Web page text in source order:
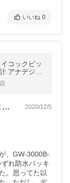
いいね 0
コックピッ
アナデジ
デジアナの大きめなものを探していました… 2020/12/5
、GW-3000B-
れ防水パッキ
。思ってた以